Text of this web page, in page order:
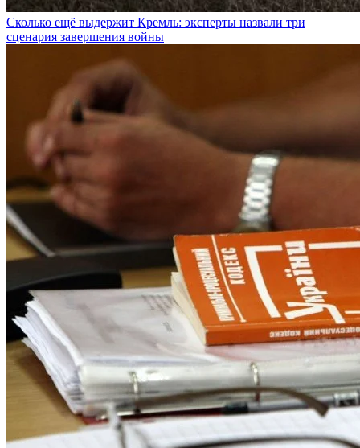
Сколько ещё выдержит Кремль: эксперты назвали три
сценария завершения войны